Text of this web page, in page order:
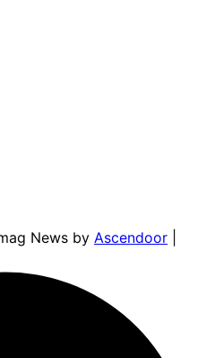
News by Ascendoor